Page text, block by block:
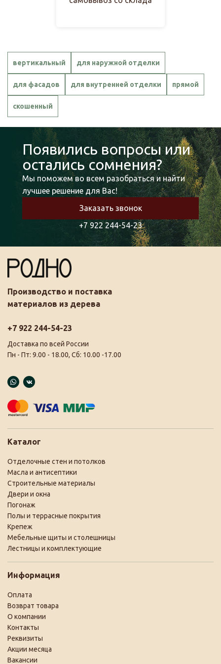
вертикальный для наружной отделки
для фасадов для внутренней отделки прямой
скошенный
Появились вопросы или
остались сомнения?
Мы поможем во всем разобраться и найти
лучшее решение для Вас!
Заказать звонок
+7 922 244-54-23
Производство и поставка
материалов из дерева
+7 922 244-54-23
Доставка по всей России
Пн - Пт: 9.00 - 18.00, Сб: 10.00 -17.00
Каталог
Отделочные стен и потолков
Масла и антисептики
Строительные материалы
Двери и окна
Погонаж
Полы и террасные покрытия
Крепеж
Мебельные щиты и столешницы
Лестницы и комплектующие
Информация
Оплата
Возврат товара
О компании
Контакты
Реквизиты
Акции месяца
Вакансии